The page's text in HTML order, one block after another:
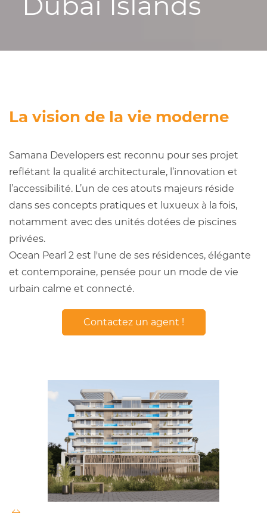
La vision de la vie moderne
Samana Developers est reconnu pour ses projet
reflétant la qualité architecturale, l’innovation et
l’accessibilité. L’un de ces atouts majeurs réside
dans ses concepts pratiques et luxueux à la fois,
notamment avec des unités dotées de piscines
privées.
Ocean Pearl 2 est l'une de ses résidences, élégante
et contemporaine, pensée pour un mode de vie
urbain calme et connecté.
Contactez un agent !